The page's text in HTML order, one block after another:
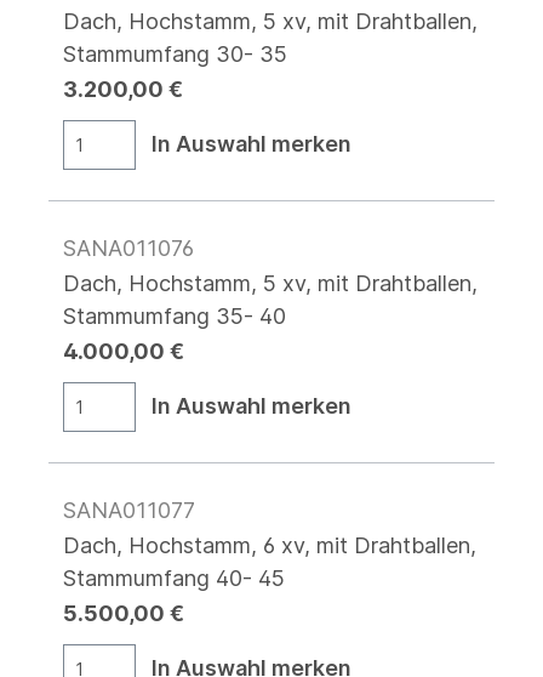
Dach, Hochstamm, 5 xv, mit Drahtballen,
Stammumfang 30- 35
3.200,00 €
In Auswahl merken
SANA011076
Dach, Hochstamm, 5 xv, mit Drahtballen,
Stammumfang 35- 40
4.000,00 €
In Auswahl merken
SANA011077
Dach, Hochstamm, 6 xv, mit Drahtballen,
Stammumfang 40- 45
5.500,00 €
In Auswahl merken